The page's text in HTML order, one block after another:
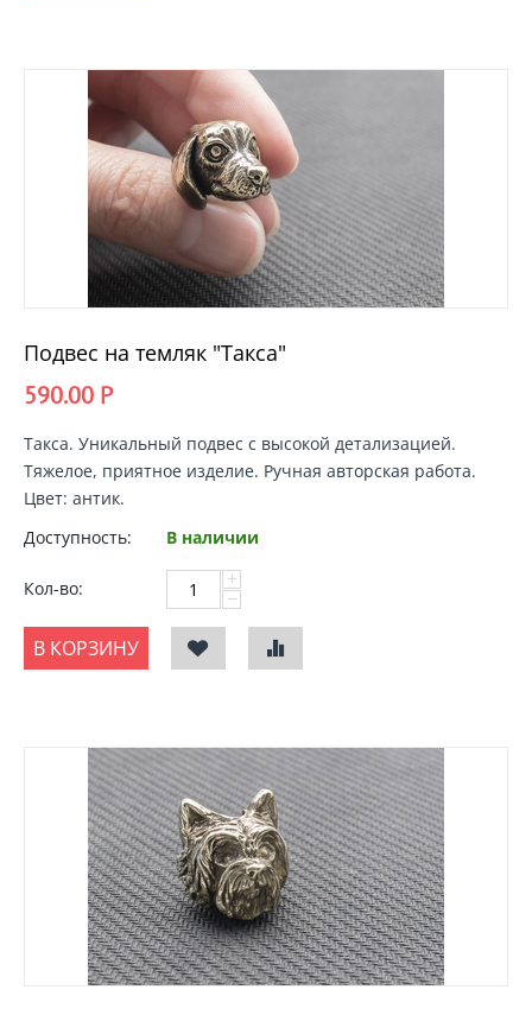
Подвес на темляк "Такса"
590.00 Р
Такса. Уникальный подвес с высокой детализацией.
Тяжелое, приятное изделие. Ручная авторская работа.
Цвет: антик.
Доступность:
В наличии
Кол-во: +
−
В КОРЗИНУ